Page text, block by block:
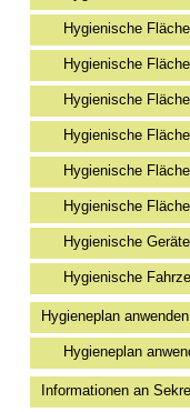
Hygienische
Hygienische
Hygienische
Hygienische
Hygienische
Hygienische
Hygienische
Hygienische
Hygieneplan anwenden
Hygieneplan
Informationen an